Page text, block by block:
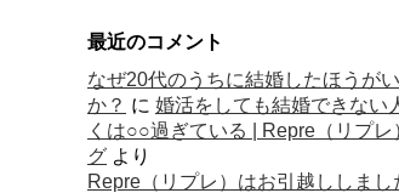
最近のコメント
なぜ20代のうちに結婚したほうが
か？ に 婚活をしても結婚できない
くは○○過ぎている | Repre（リプレ
グ より
Repre（リプレ）はお引越ししまし